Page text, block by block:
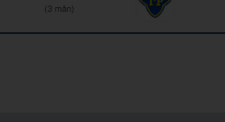
(3 mån)